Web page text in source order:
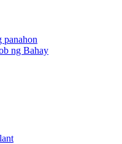
panahon
ng Bahay